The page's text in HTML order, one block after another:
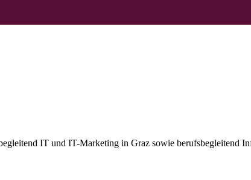
IT und IT-Marketing in Graz sowie berufsbegleitend